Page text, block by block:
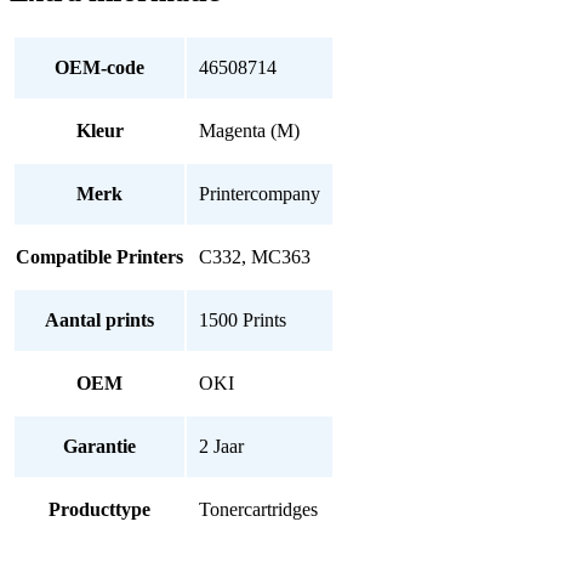
OEM-code 46508714
Kleur Magenta (M)
Merk Printercompany
Compatible Printers C332, MC363
Aantal prints 1500 Prints
OEM OKI
Garantie 2 Jaar
Producttype Tonercartridges